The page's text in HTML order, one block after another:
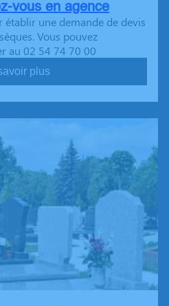
vous en agence
établir une demande de devis
Vous pouvez
au 02 54 74 70 00
plus